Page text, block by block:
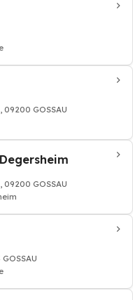
GOSSAU
GOSSAU